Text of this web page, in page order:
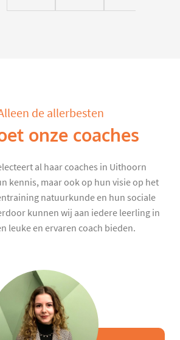
de allerbesten
onze coaches
al haar coaches in Uithoorn
kennis, maar ook op hun visie op het
natuurkunde en hun sociale
kunnen wij aan iedere leerling in
leuke en ervaren coach bieden.